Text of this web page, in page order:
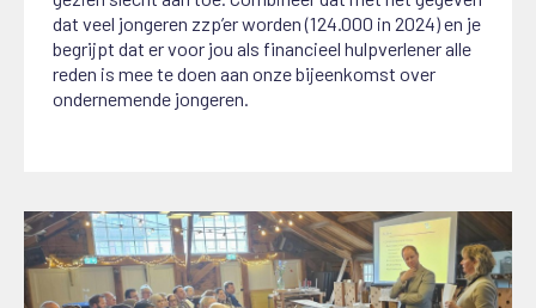
dat veel jongeren zzp’er worden (124.000 in 2024) en je
begrijpt dat er voor jou als financieel hulpverlener alle
reden is mee te doen aan onze bijeenkomst over
ondernemende jongeren.